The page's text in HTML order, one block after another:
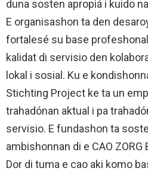
duna sosten apropiá i kuido
E organisashon ta den
fortalesé su base
kalidat di servisio den
lokal i sosial. Ku e
Stichting Project ke ta un
trahadónan aktual i pa
servisio. E fundashon ta
ambishonnan di e CAO ZORG
Dor di tuma e cao aki komo